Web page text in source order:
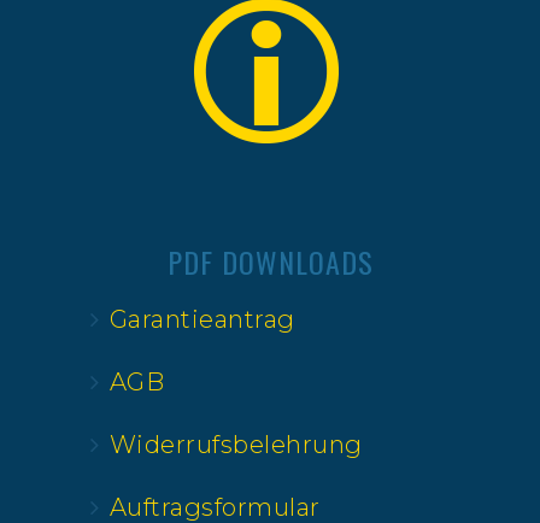
PDF DOWNLOADS
Garantieantrag
AGB
Widerrufsbelehrung
Auftragsformular